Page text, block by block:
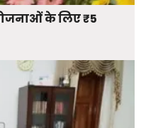
के लिए ₹5